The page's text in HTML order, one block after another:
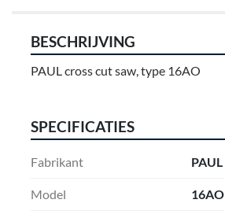
BESCHRIJVING
PAUL cross cut saw, type 16AO
SPECIFICATIES
Fabrikant PAUL
Model 16AO